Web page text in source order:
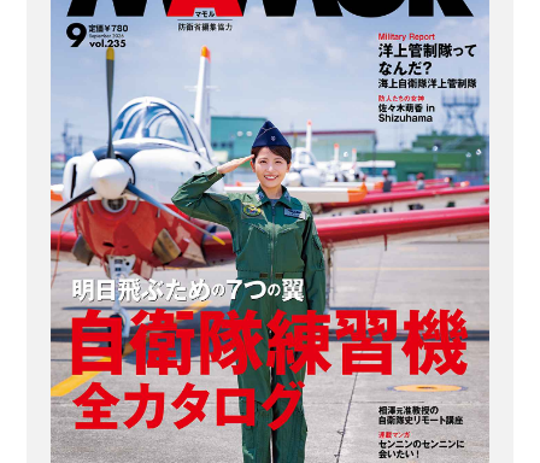
浄用に専用トレイを携行して掃除する
大型トラックでけん引して使用する移
動式の調理器材、野外炊具1号（改）。
かまどなどは濡らした布などで拭き、
内...